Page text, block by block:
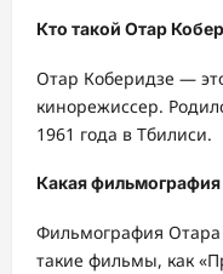
Кто такой Отар
Отар Коберидзе —
кинорежиссер.
1961 года в Тбилиси.
Какая
Фильмография Отара
такие фильмы, как